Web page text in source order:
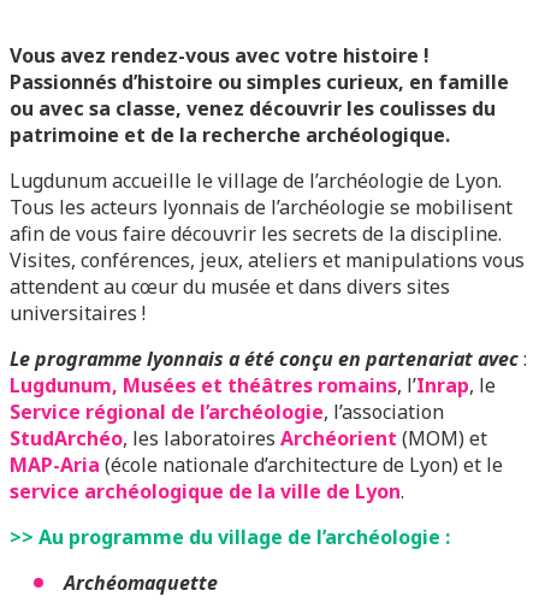
Vous avez rendez-vous avec votre histoire !
Passionnés d’histoire ou simples curieux, en famille
ou avec sa classe, venez découvrir les coulisses du
patrimoine et de la recherche archéologique.
Lugdunum accueille le village de l’archéologie de Lyon.
Tous les acteurs lyonnais de l’archéologie se mobilisent
afin de vous faire découvrir les secrets de la discipline.
Visites, conférences, jeux, ateliers et manipulations vous
attendent au cœur du musée et dans divers sites
universitaires !
Le programme lyonnais a été conçu en partenariat avec:
Lugdunum, Musées et théâtres romains, l’Inrap, le
Service régional de l’archéologie, l’association
StudArchéo, les laboratoires Archéorient (MOM) et
MAP-Aria (école nationale d’architecture de Lyon) et le
service archéologique de la ville de Lyon.
>> Au programme du village de l’archéologie :
Archéomaquette